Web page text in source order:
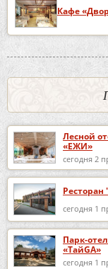
Кафе
Лесной
«ЕЖИ»
сегодня 2
Ресторан
сегодня 1
Парк-
«ТайGA»
сегодня 1